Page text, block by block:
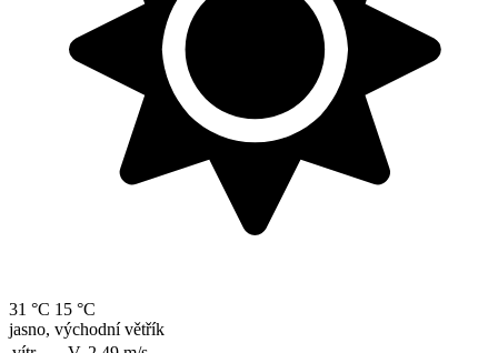
31 °C 15 °C
jasno, východní větřík